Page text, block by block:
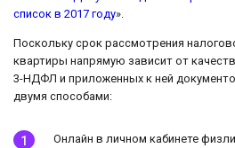
список в 2017 году».
Поскольку срок рассмотрения
квартиры напрямую зависит от
3-НДФЛ и приложенных к ней
двумя способами:
Онлайн в личном кабинете